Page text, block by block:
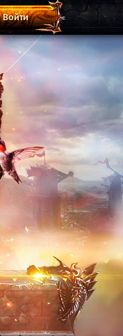
Войти